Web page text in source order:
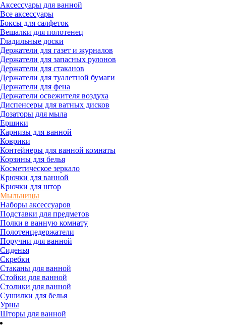
Аксессуары для ванной
Все аксессуары
Боксы для салфеток
Вешалки для полотенец
Гладильные доски
Держатели для газет и журналов
Держатели для запасных рулонов
Держатели для стаканов
Держатели для туалетной бумаги
Держатели для фена
Держатели освежителя воздуха
Диспенсеры для ватных дисков
Дозаторы для мыла
Ершики
Карнизы для ванной
Коврики
Контейнеры для ванной комнаты
Корзины для белья
Косметическое зеркало
Крючки для ванной
Крючки для штор
Мыльницы
Наборы аксессуаров
Подставки для предметов
Полки в ванную комнату
Полотенцедержатели
Поручни для ванной
Сиденья
Скребки
Стаканы для ванной
Стойки для ванной
Столики для ванной
Сушилки для белья
Урны
Шторы для ванной